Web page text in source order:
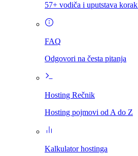
57+ vodiča i uputstava
FAQ
Odgovori na česta pitanja
Hosting Rečnik
Hosting pojmovi od A do Z
Kalkulator hostinga